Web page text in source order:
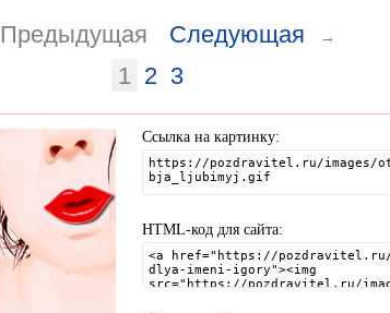
Предыдущая Следующая →
1 2 3
Ссылка на картинку:
HTML-код для сайта: